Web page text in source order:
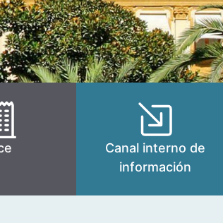
Canal interno de
información